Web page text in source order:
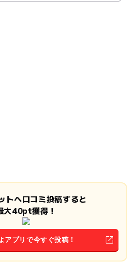
トへ口コミ投稿すると
大40pt獲得！
アプリで今すぐ投稿！